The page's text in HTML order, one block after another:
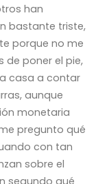
han
bastante triste,
porque no me
de poner el pie,
casa a contar
aunque
monetaria
pregunto qué
con tan
sobre el